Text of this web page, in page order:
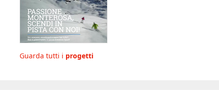
Guarda tutti i progetti